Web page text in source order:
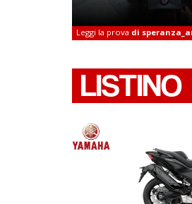
Leggi la prova di
LISTINO